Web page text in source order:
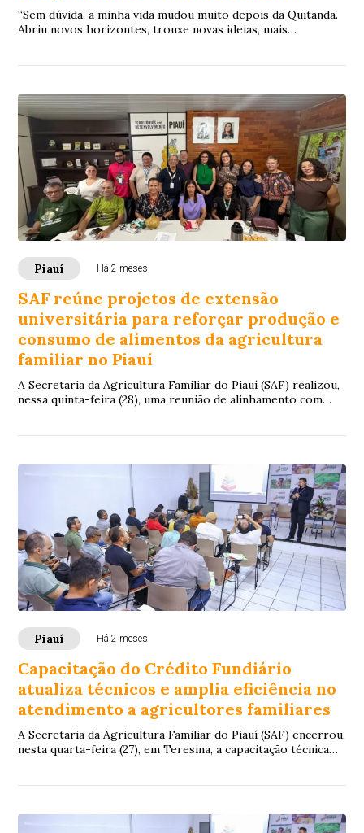
“Sem dúvida, a minha vida mudou muito depois da Quitanda.
Abriu novos horizontes, trouxe novas ideias, mais
Piauí Há 2 meses
SAF reúne projetos de extensão
universitária para reforçar produção e
consumo de alimentos da agricultura
familiar no Piauí
A Secretaria da Agricultura Familiar do Piauí (SAF) realizou,
nessa quinta-feira (28), uma reunião de alinhamento com
Piauí Há 2 meses
Capacitação do Crédito Fundiário
atualiza técnicos e amplia eficiência no
atendimento a agricultores familiares
A Secretaria da Agricultura Familiar do Piauí (SAF) encerrou,
nesta quarta-feira (27), em Teresina, a capacitação técnica